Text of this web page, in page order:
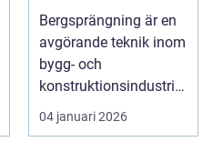
Bergsprängning är en
avgörande teknik inom
bygg- och
konstruktionsindustrin.
Den anv&...
04 januari 2026